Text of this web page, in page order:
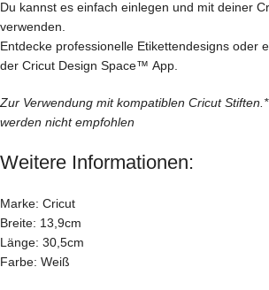
Du kannst es einfach einlegen und mit deiner
verwenden.
Entdecke professionelle Etikettendesigns oder
der Cricut Design Space™ App.
Zur Verwendung mit kompatiblen Cricut
werden nicht empfohlen
Weitere Informationen:
Marke: Cricut
Breite: 13,9cm
Länge: 30,5cm
Farbe: Weiß